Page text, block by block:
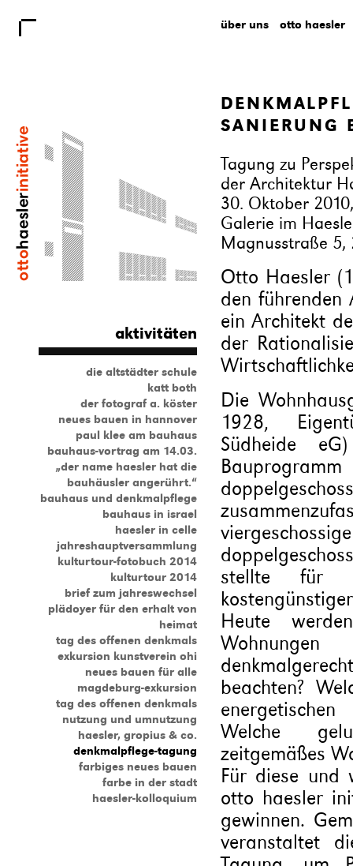
aktivitäten
die altstädter schule
katt both
der fotograf a. köster
neues bauen in hannover
paul klee am bauhaus
bauhaus-vortrag am 14.03.
„der name haesler hat die
bauhäusler angerührt.“
bauhaus und denkmalpflege
bauhaus in israel
haesler in celle
jahreshauptversammlung
kulturtour-fotobuch 2014
kulturtour 2014
brief zum jahreswechsel
plädoyer für den erhalt von
heimat
tag des offenen denkmals
exkursion kunstverein ohi
neues bauen für alle
magdeburg-exkursion
tag des offenen denkmals
nutzung und umnutzung
haesler, gropius & co.
denkmalpflege-tagung
farbiges neues bauen
farbe in der stadt
haesler-kolloquium
über uns otto haesler
SANIERUNG
Tagung zu
der Architektur
30. Oktober
Galerie im
Magnusstraße 5,
Otto Haesler
den führenden
ein Architekt
der
Die
1928,
Südheide
stellte für
Heute
beachten?
Welche
zeitgemäßes
Für diese und
otto haesler
gewinnen.
veranstaltet